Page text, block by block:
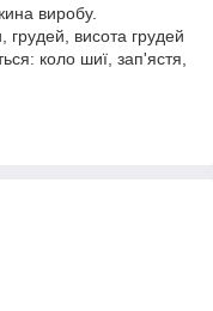
виробу.
висота грудей
коло шиї, зап'ястя,